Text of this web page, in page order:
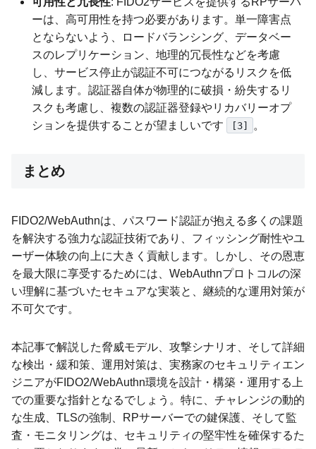
ーは、高可用性を持つ必要があります。単一障害点
とならないよう、ロードバランシング、データベー
スのレプリケーション、地理的冗長性などを考慮
し、サービス停止が認証不可につながるリスクを低
減します。認証器自体が物理的に破損・紛失するリ
スクも考慮し、複数の認証器登録やリカバリーオプ
ションを提供することが望ましいです
[3] 。
まとめ
FIDO2/WebAuthnは、パスワード認証が抱える多くの課題
を解決する強力な認証技術であり、フィッシング耐性やユ
ーザー体験の向上に大きく貢献します。しかし、その恩恵
を最大限に享受するためには、WebAuthnプロトコルの深
い理解に基づいたセキュアな実装と、継続的な運用対策が
不可欠です。
本記事で解説した脅威モデル、攻撃シナリオ、そして詳細
な検出・緩和策、運用対策は、実務家のセキュリティエン
ジニアがFIDO2/WebAuthn環境を設計・構築・運用する上
での重要な指針となるでしょう。特に、チャレンジの動的
な生成、TLSの強制、RPサーバーでの鍵保護、そして監
査・モニタリングは、セキュリティの堅牢性を確保するた